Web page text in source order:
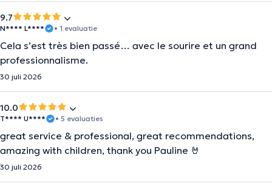
9.7
N**** L**** • 1 evaluatie
Cela s’est très bien passé… avec le sourire et un grand
professionnalisme.
30 juli 2026
10.0
T**** U**** • 5 evaluaties
great service & professional, great recommendations,
amazing with children, thank you Pauline 🤘
30 juli 2026